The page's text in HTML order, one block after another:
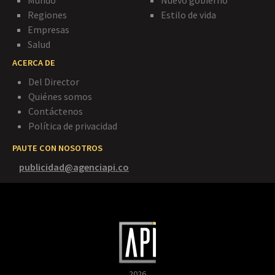
Regiones
Empresas
Salud
Estilo de vida
ACERCA DE
Del Director
Quiénes somos
Contáctenos
Política de privacidad
PAUTE CON NOSOTROS
publicidad@agenciapi.co